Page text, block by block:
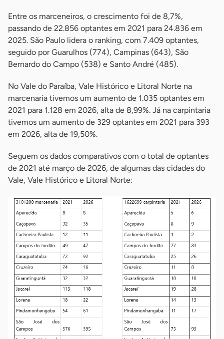
Entre os marceneiros, o crescimento foi de 8,7%,
passando de 22.856 optantes em 2021 para 24.836 em
2025. São Paulo lidera o ranking, com 7.409 optantes,
seguido por Guarulhos (774), Campinas (643), São
Bernardo do Campo (538) e Santo André (485).
No Vale do Paraíba, Vale Histórico e Litoral Norte na
marcenaria tivemos um aumento de 1.035 optantes em
2021 para 1.128 em 2026, alta de 8,99%. Já na carpintaria
tivemos um aumento de 329 optantes em 2021 para 393
em 2026, alta de 19,50%.
Seguem os dados comparativos com o total de optantes
de 2021 até março de 2026, de algumas das cidades do
Vale, Vale Histórico e Litoral Norte: